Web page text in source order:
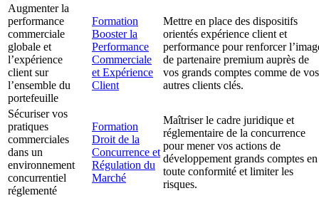
Augmenter la
performance
commerciale
globale et
l’expérience
client sur
l’ensemble du
portefeuille
Formation
Booster la
Performance
Commerciale
et Expérience
Client
Mettre en place des dispositifs
orientés expérience client et
performance pour renforcer
de partenaire premium auprès de
vos grands comptes comme de vos
autres clients clés.
Sécuriser vos
pratiques
commerciales
dans un
environnement
concurrentiel
réglementé
Formation
Droit de la
Concurrence et
Régulation du
Marché
Maîtriser le cadre juridique et
réglementaire de la concurrence
pour mener vos actions de
développement grands comptes en
toute conformité et limiter les
risques.